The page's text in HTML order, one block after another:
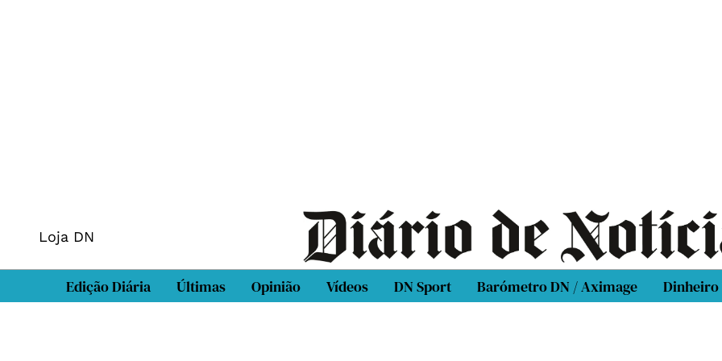
Loja DN
Edição Diária Últimas Opinião Vídeos DN Sport Barómetro DN / Aximage Dinheiro